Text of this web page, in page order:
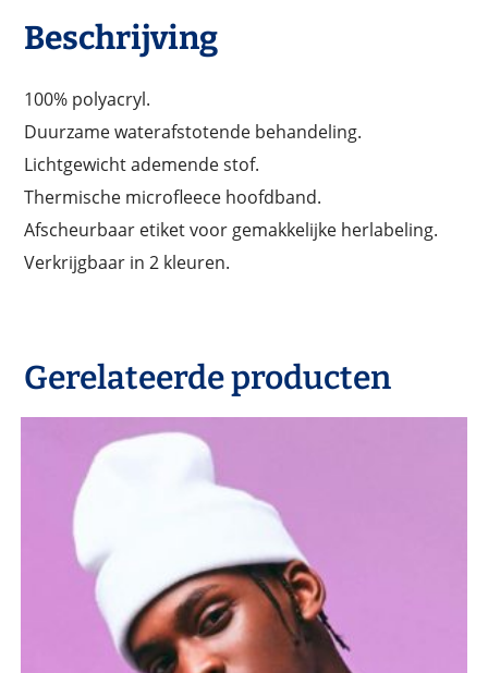
Beschrijving
100% polyacryl.
Duurzame waterafstotende behandeling.
Lichtgewicht ademende stof.
Thermische microfleece hoofdband.
Afscheurbaar etiket voor gemakkelijke herlabeling.
Verkrijgbaar in 2 kleuren.
Gerelateerde producten